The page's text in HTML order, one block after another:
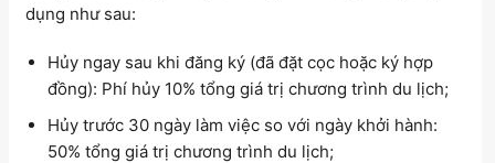
dụng như sau:
Hủy ngay sau khi đăng ký (đã đặt cọc hoặc ký hợp
đồng): Phí hủy 10% tổng giá trị chương trình du lịch;
Hủy trước 30 ngày làm việc so với ngày khởi hành:
50% tổng giá trị chương trình du lịch;